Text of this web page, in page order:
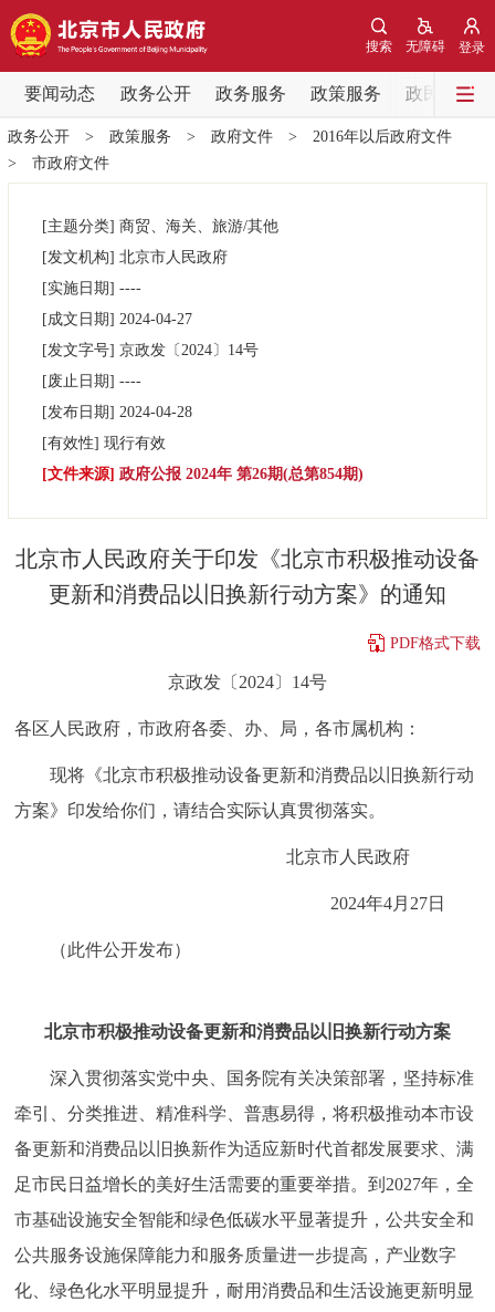
登录
无障碍
搜索
要闻动态 政务公开 政务服务 政策服务 政民互动
要闻动态
党中央精神 国务院信息 中央部委动态
各区热点
市领导
决策公开 专题公开
部门服务
中介服务 阳光政务
政民互动
参与调查
绿色北京 图说北京 视频北京
多语种
DEUTSCH FRANÇAIS РУССКИЙ ЯЗЫК
政务公开> 政策服务 > 政府文件> 2016年以后政府文件
> 市政府文件
[主题分类] 商贸、海关、旅游/其他
[发文机构] 北京市人民政府
[实施日期] ----
[成文日期] 2024-04-27
[发文字号] 京政发〔2024〕 14号
[废止日期] ----
[发布日期] 2024-04-28
[有效性] 现行有效
[文件来源] 政府公报 2024年 第26期(总第854期)
北京市人民政府关于印发《北京市积极推动设备
更新和消费品以旧换新行动方案》的通知
PDF格式下载
京政发〔2024〕14号
各区人民政府，市政府各委、办、局，各市属机构：
现将《北京市积极推动设备更新和消费品以旧换新行动
方案》印发给你们，请结合实际认真贯彻落实。
北京市人民政府
2024年4月27日
（此件公开发布）
北京市积极推动设备更新和消费品以旧换新行动方案
深入贯彻落实党中央、国务院有关决策部署，坚持标准
牵引、分类推进、精准科学、普惠易得，将积极推动本市设
备更新和消费品以旧换新作为适应新时代首都发展要求、满
足市民日益增长的美好生活需要的重要举措。到2027年，全
市基础设施安全智能和绿色低碳水平显著提升，公共安全和
公共服务设施保障能力和服务质量进一步提高，产业数字
化、绿色化水平明显提升，耐用消费品和生活设施更新明显